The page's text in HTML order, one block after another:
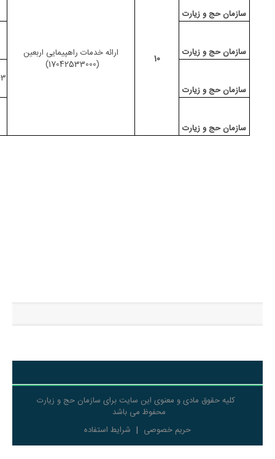
سازمان حج و زیارت
10
ارائه خدمات راهپیمایی اربعین
(17042533000)
سازمان حج و زیارت
سازمان حج و زیارت
3- ارائه خدمات اعزام زائرین راهپیمایی اربعین
سازمان حج و زیارت
کلیه حقوق مادی و معنوی این سایت برای سازمان حج و زیارت
محفوظ می باشد
حریم خصوصی | شرایط استفاده